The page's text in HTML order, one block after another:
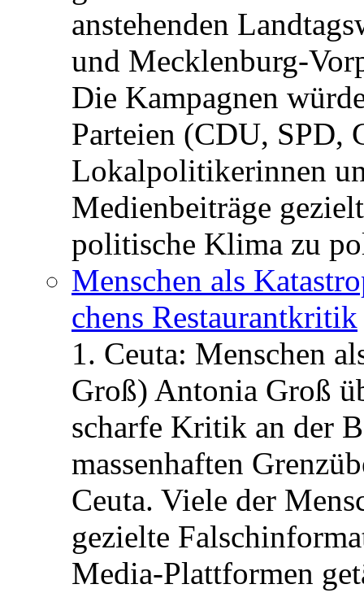
anstehenden
und Mecklenburg-
Die Kampagnen
Parteien (CDU, SPD,
Lokalpolitikerinnen
Medienbeiträge
politische Klima zu
Menschen als
chens Restau­rant­kritik
1. Ceuta: Menschen
Groß) Antonia Groß
scharfe Kritik an der
massenhaften
Ceuta. Viele der
gezielte
Media-Plattformen